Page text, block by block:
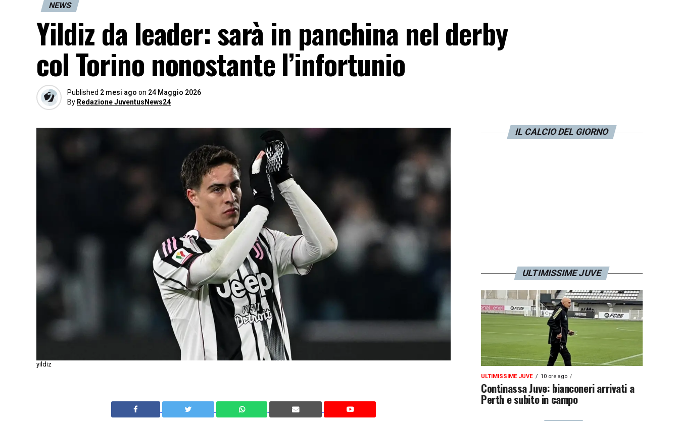
NEWS
Yildiz da leader: sarà in panchina nel derby
col Torino nonostante l’infortunio
Published 2 mesi ago on 24 Maggio 2026
By Redazione JuventusNews24
yildiz
IL CALCIO DEL GIORNO
ULTIMISSIME JUVE
ULTIMISSIME JUVE 10 ore ago
Continassa Juve: bianconeri arrivati a
Perth e subito in campo